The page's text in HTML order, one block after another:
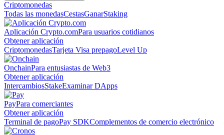
Criptomonedas
Todas las monedasCestasGanarStaking
Aplicación Crypto.comPara usuarios cotidianos
Obtener aplicación
CriptomonedasTarjeta Visa prepagoLevel Up
OnchainPara entusiastas de Web3
Obtener aplicación
IntercambiosStakeExaminar DApps
PayPara comerciantes
Obtener aplicación
Terminal de pagoPay SDKComplementos de comercio electrónico